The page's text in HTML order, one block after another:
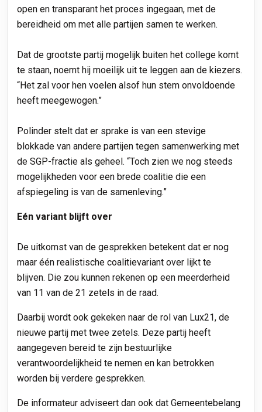
open en transparant het proces ingegaan, met de
bereidheid om met alle partijen samen te werken.
Dat de grootste partij mogelijk buiten het college komt
te staan, noemt hij moeilijk uit te leggen aan de kiezers.
“Het zal voor hen voelen alsof hun stem onvoldoende
heeft meegewogen.”
Polinder stelt dat er sprake is van een stevige
blokkade van andere partijen tegen samenwerking met
de SGP-fractie als geheel. “Toch zien we nog steeds
mogelijkheden voor een brede coalitie die een
afspiegeling is van de samenleving.”
Eén variant blijft over
De uitkomst van de gesprekken betekent dat er nog
maar één realistische coalitievariant over lijkt te
blijven. Die zou kunnen rekenen op een meerderheid
van 11 van de 21 zetels in de raad.
Daarbij wordt ook gekeken naar de rol van Lux21, de
nieuwe partij met twee zetels. Deze partij heeft
aangegeven bereid te zijn bestuurlijke
verantwoordelijkheid te nemen en kan betrokken
worden bij verdere gesprekken.
De informateur adviseert dan ook dat Gemeentebelang